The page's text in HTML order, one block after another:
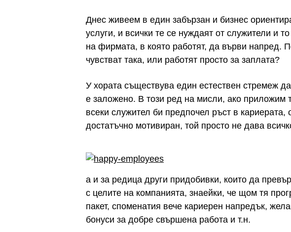
Днес живеем в един забързан и бизнес
услуги, и всички те се нуждаят от служители и
на фирмата, в която работят, да върви напред.
чувстват така, или работят просто за заплата?
У хората съществува един естествен стремеж
е заложено. В този ред на мисли, ако приложим
всеки служител би предпочел ръст в
достатъчно мотивиран, той просто не дава
а и за редица други придобивки, които да
с целите на компанията, знаейки, че щом тя
пакет, споменатия вече кариерен напредък,
бонуси за добре свършена работа и т.н.